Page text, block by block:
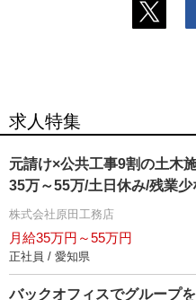
求人特集
元請け×公共工事9割の土木
35万～55万/土日休み/残業少
株式会社原田工務店
月給35万円～55万円
正社員 / 愛知県
バックオフィスでグループ